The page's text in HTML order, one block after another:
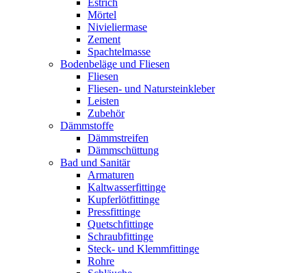
Estrich
Mörtel
Nivieliermase
Zement
Spachtelmasse
Bodenbeläge und Fliesen
Fliesen
Fliesen- und Natursteinkleber
Leisten
Zubehör
Dämmstoffe
Dämmstreifen
Dämmschüttung
Bad und Sanitär
Armaturen
Kaltwasserfittinge
Kupferlötfittinge
Pressfittinge
Quetschfittinge
Schraubfittinge
Steck- und Klemmfittinge
Rohre